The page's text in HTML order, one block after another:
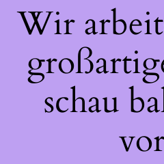
Wir
schau